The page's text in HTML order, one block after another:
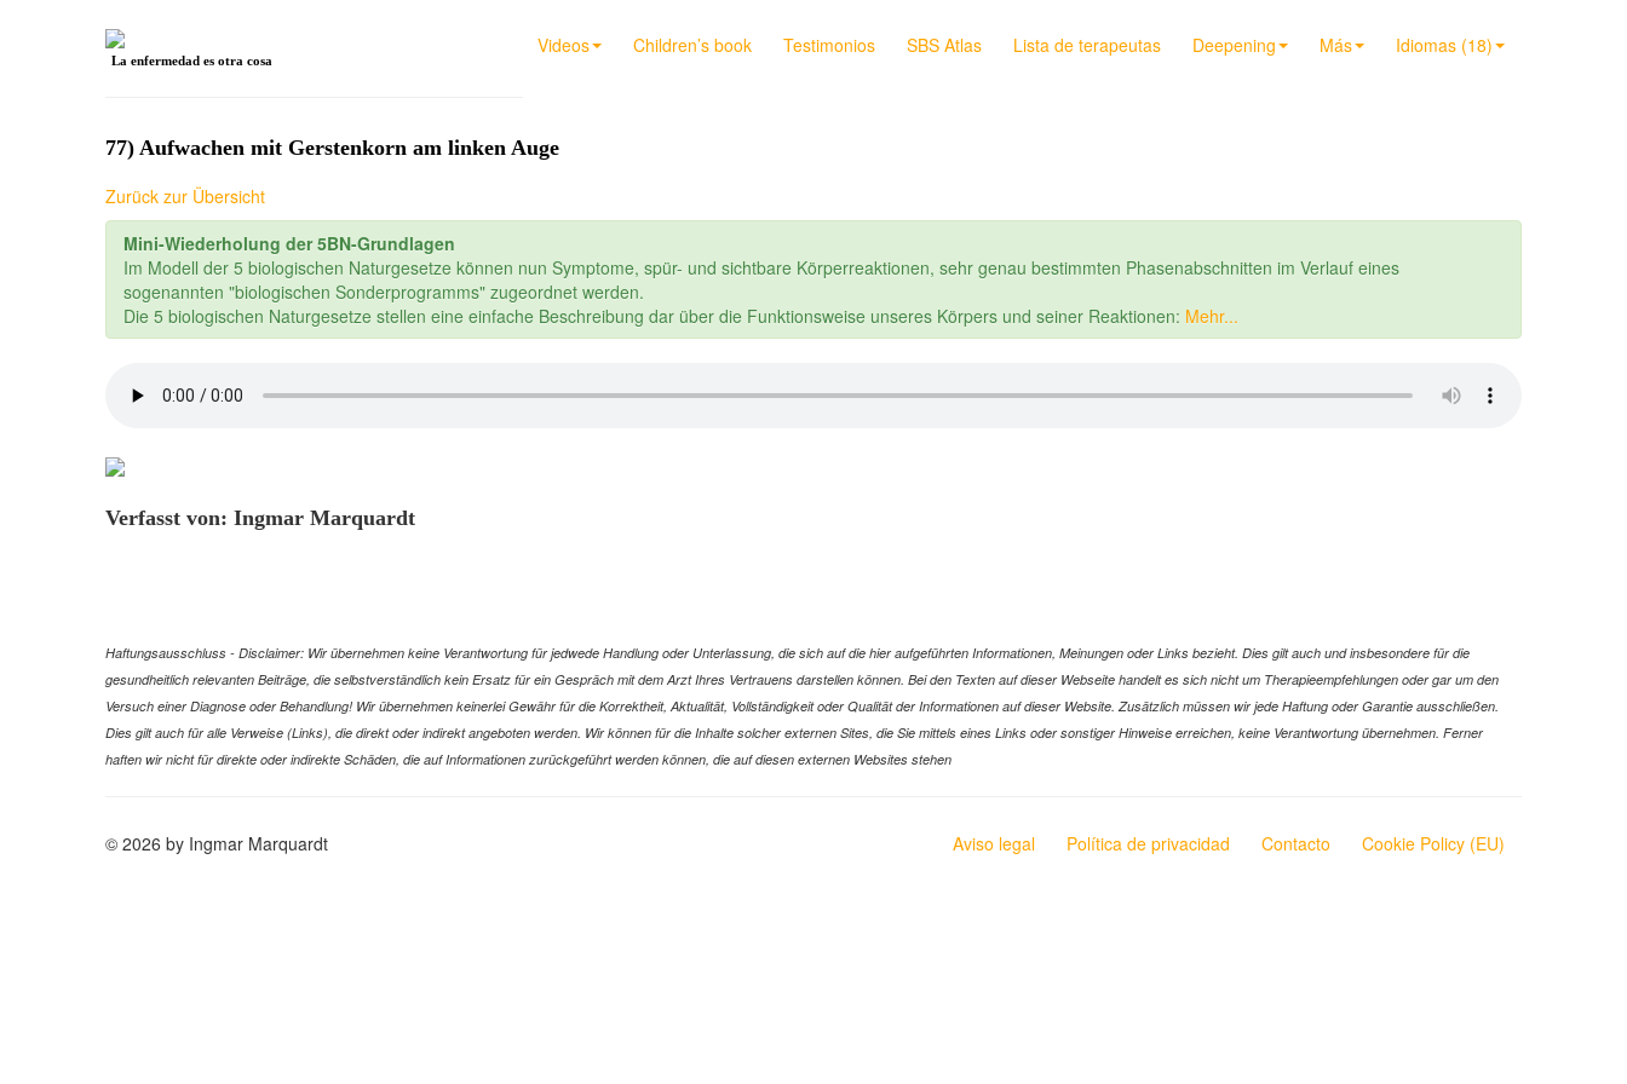
Videos Children’s book Testimonios SBS Atlas Lista de terapeutas Deepening Más Idiomas (18)
La enfermedad es otra cosa
77) Aufwachen mit Gerstenkorn am linken Auge
Zurück zur Übersicht
Mini-Wiederholung der 5BN-Grundlagen
Im Modell der 5 biologischen Naturgesetze können nun Symptome, spür- und sichtbare Körperreaktionen, sehr genau bestimmten Phasenabschnitten im Verlauf eines
sogenannten "biologischen Sonderprogramms" zugeordnet werden.
Die 5 biologischen Naturgesetze stellen eine einfache Beschreibung dar über die Funktionsweise unseres Körpers und seiner Reaktionen: Mehr...
Verfasst von: Ingmar Marquardt
Haftungsausschluss - Disclaimer: Wir übernehmen keine Verantwortung für jedwede Handlung oder Unterlassung, die sich auf die hier aufgeführten Informationen, Meinungen oder Links bezieht. Dies gilt auch und insbesondere für die
gesundheitlich relevanten Beiträge, die selbstverständlich kein Ersatz für ein Gespräch mit dem Arzt Ihres Vertrauens darstellen können. Bei den Texten auf dieser Webseite handelt es sich nicht um Therapieempfehlungen oder gar um den
Versuch einer Diagnose oder Behandlung! Wir übernehmen keinerlei Gewähr für die Korrektheit, Aktualität, Vollständigkeit oder Qualität der Informationen auf dieser Website. Zusätzlich müssen wir jede Haftung oder Garantie ausschließen.
Dies gilt auch für alle Verweise (Links), die direkt oder indirekt angeboten werden. Wir können für die Inhalte solcher externen Sites, die Sie mittels eines Links oder sonstiger Hinweise erreichen, keine Verantwortung übernehmen. Ferner
haften wir nicht für direkte oder indirekte Schäden, die auf Informationen zurückgeführt werden können, die auf diesen externen Websites stehen
© 2026 by Ingmar Marquardt Aviso legal Política de privacidad Contacto Cookie Policy (EU)